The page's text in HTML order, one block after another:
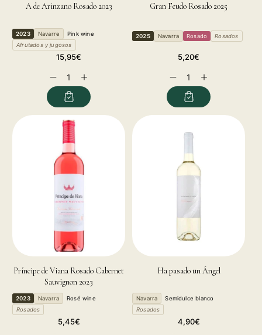
A de Arinzano Rosado 2023
2023 Navarre
Pink wine
Afrutados y jugosos
Regular
15,95€
Decrease
quantity
Increase
quantity
for
Gran Feudo Rosado 2025
2025 Navarra Rosado Rosados
Regular
5,20€
Decrease
quantity
Increase
quantity
for
Príncipe de Viana Rosado Cabernet
Sauvignon 2023
2023 Navarra
Rosé wine
Rosados
Regular
5,45€
Ha pasado un Ángel
Navarra
Semidulce blanco
Rosados
Regular
4,90€